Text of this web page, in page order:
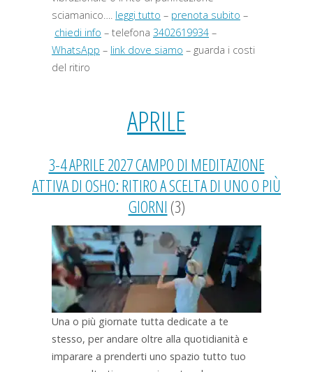
sciamanico…. leggi tutto – prenota subito –
chiedi info – telefona 3402619934 –
WhatsApp – link dove siamo – guarda i costi
del ritiro
APRILE
3-4 APRILE 2027 CAMPO DI MEDITAZIONE
ATTIVA DI OSHO: RITIRO A SCELTA DI UNO O PIÙ
GIORNI(3)
Una o più giornate tutta dedicate a te
stesso, per andare oltre alla quotidianità e
imparare a prenderti uno spazio tutto tuo